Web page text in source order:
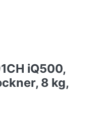
iQ500,
8 kg,